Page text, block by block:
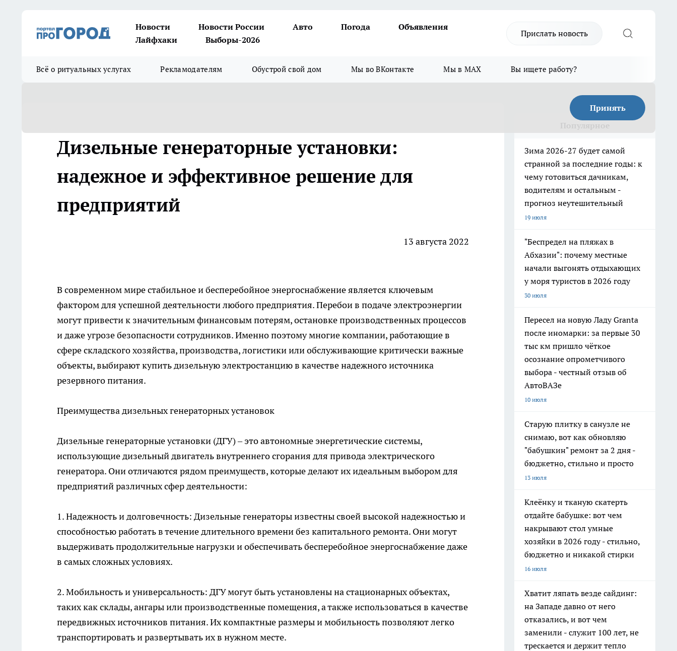
Новости Новости России Авто Погода
Объявления
Лайфхаки
Выборы-2026
Прислать новость
Всё о ритуальных услугах Рекламодателям Обустрой свой дом Мы во ВКонтакте Мы в MAX Вы ищете работу?
Принять
Дизельные генераторные установки:
надежное и эффективное решение для
предприятий
13 августа 2022
В современном мире стабильное и бесперебойное энергоснабжение является ключевым
фактором для успешной деятельности любого предприятия. Перебои в подаче электроэнергии
могут привести к значительным финансовым потерям, остановке производственных процессов
и даже угрозе безопасности сотрудников. Именно поэтому многие компании, работающие в
сфере складского хозяйства, производства, логистики или обслуживающие критически важные
объекты, выбираюткупить дизельную электростанциюв качестве надежного источника
резервного питания.
Преимущества дизельных генераторных установок
Дизельные генераторные установки (ДГУ) – это автономные энергетические системы,
использующие дизельный двигатель внутреннего сгорания для привода электрического
генератора. Они отличаются рядом преимуществ, которые делают их идеальным выбором для
предприятий различных сфер деятельности:
1. Надежность и долговечность: Дизельные генераторы известны своей высокой надежностью и
способностью работать в течение длительного времени без капитального ремонта. Они могут
выдерживать продолжительные нагрузки и обеспечивать бесперебойное энергоснабжение даже
в самых сложных условиях.
2. Мобильность и универсальность: ДГУ могут быть установлены на стационарных объектах,
таких как склады, ангары или производственные помещения, а также использоваться в качестве
передвижных источников питания. Их компактные размеры и мобильность позволяют легко
транспортировать и развертывать их в нужном месте.
Зима 2026-27 будет самой
странной за последние годы: к
чему готовиться дачникам,
водителям и остальным -
прогноз неутешительный
19 июля
"Беспредел на пляжах в
Абхазии": почему местные
начали выгонять отдыхающих
у моря туристов в 2026 году
30 июля
Пересел на новую Ладу Granta
после иномарки: за первые 30
тыс км пришло чёткое
осознание опрометчивого
выбора - честный отзыв об
АвтоВАЗе
10 июля
Старую плитку в санузле не
снимаю, вот как обновляю
"бабушкин" ремонт за 2 дня -
бюджетно, стильно и просто
13 июля
Клеёнку и тканую скатерть
отдайте бабушке: вот чем
накрывают стол умные
хозяйки в 2026 году - стильно,
бюджетно и никакой стирки
16 июля
Хватит ляпать везде сайдинг:
на Западе давно от него
отказались, и вот чем
заменили - служит 100 лет, не
трескается и держит тепло